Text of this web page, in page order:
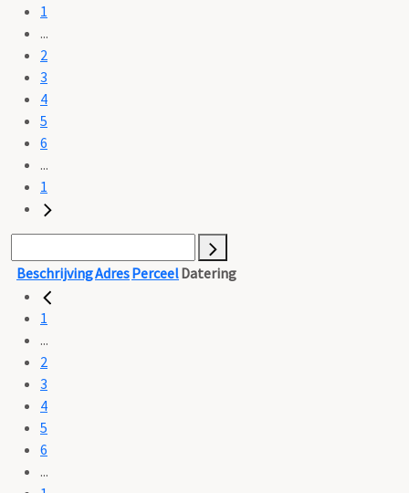
1
...
2
3
4
5
6
...
1
BeschrijvingAdresPerceelDatering
1
...
2
3
4
5
6
...